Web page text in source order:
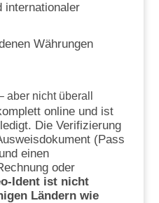
internationaler
Währungen
aber nicht überall
online und ist
Die Verifizierung
(Pass
einen
oder
Ident ist nicht
Ländern wie